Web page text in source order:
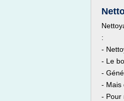
:
-
- Le
-
- Mais
- Pour